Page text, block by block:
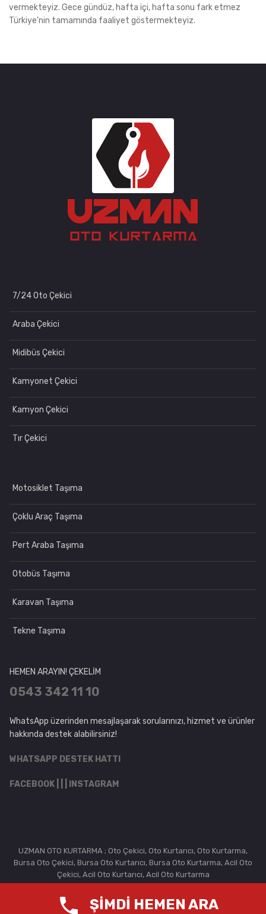
vermekteyiz. Gece gündüz, hafta içi, hafta sonu fark etmez
Türkiye’nin tamamında faaliyet göstermekteyiz.
7/24 Oto Çekici
Araba Çekici
Midibüs Çekici
Kamyonet Çekici
Kamyon Çekici
Tır Çekici
Motosiklet Taşıma
Çoklu Araç Taşıma
Pert Araba Taşıma
Otobüs Taşıma
Karavan Taşıma
Tekne Taşıma
HEMEN ARAYIN! ÇEKELİM
0543 342 11 10
WhatsApp üzerinden mesajlaşarak sorularınızı, hizmet ve ürünler
hakkında destek alabilirsiniz!
WHATSAPP DESTEK HATTI
FACEBOOK INSTAGRAM
UZMAN OTO KURTARMA ; Oto Çekici, Oto Kurtarıcı, Oto Kurtarma,
Bursa Oto Çekici, Bursa Oto Kurtarıcı, Bursa Oto Kurtarma, Acil Oto
Çekici, Acil Oto Kurtarıcı, Acil Oto Kurtarma
ŞİMDİ HEMEN ARA